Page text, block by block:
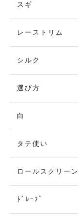
スギ
レーストリム
シルク
選び方
白
タテ使い
ロールスクリーン
ﾄﾞﾚｰﾌﾟ